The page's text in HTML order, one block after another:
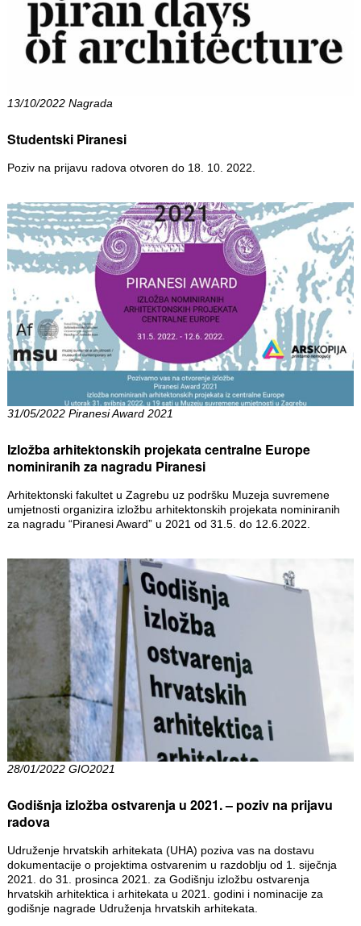
13/10/2022 Nagrada
Studentski Piranesi
Poziv na prijavu radova otvoren do 18. 10. 2022.
31/05/2022 Piranesi Award 2021
Izložba arhitektonskih projekata centralne Europe
nominiranih za nagradu Piranesi
Arhitektonski fakultet u Zagrebu uz podršku Muzeja suvremene
umjetnosti organizira izložbu arhitektonskih projekata nominiranih
za nagradu “Piranesi Award” u 2021 od 31.5. do 12.6.2022.
28/01/2022 GIO2021
Godišnja izložba ostvarenja u 2021. – poziv na prijavu
radova
Udruženje hrvatskih arhitekata (UHA) poziva vas na dostavu
dokumentacije o projektima ostvarenim u razdoblju od 1. siječnja
2021. do 31. prosinca 2021. za Godišnju izložbu ostvarenja
hrvatskih arhitektica i arhitekata u 2021. godini i nominacije za
godišnje nagrade Udruženja hrvatskih arhitekata.